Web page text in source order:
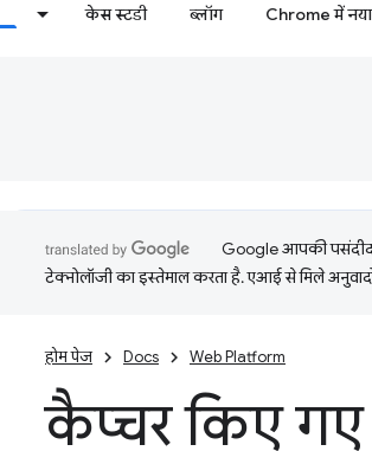
केस स्टडी ब्लॉग Chrome में
Google आपकी
टेक्नोलॉजी का इस्तेमाल करता है. एआई से मिले
होम पेज Docs Web Platform
कैप्चर किए